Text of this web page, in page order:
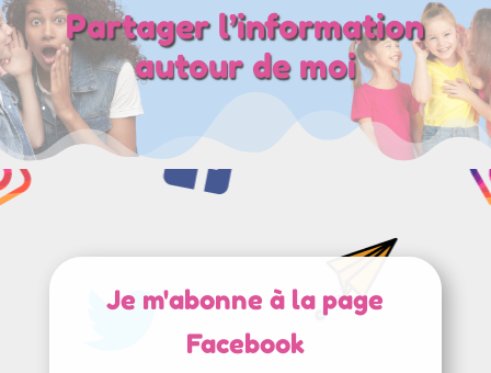
Partager l’information
autour de moi
Je m'abonne à la page
Facebook